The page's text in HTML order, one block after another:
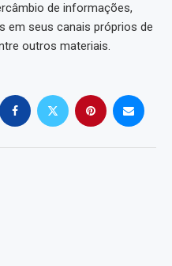
de informações,
em seus canais próprios de
outros materiais.